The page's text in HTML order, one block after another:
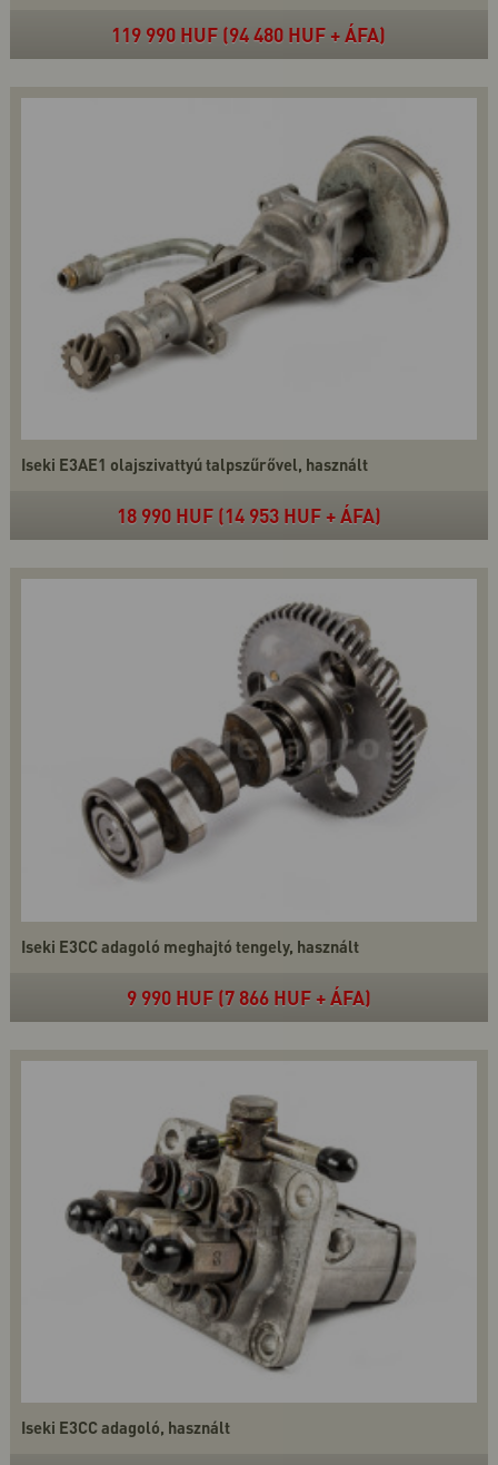
119 990 HUF (94 480 HUF + ÁFA)
Iseki E3AE1 olajszivattyú talpszűrővel, használt
18 990 HUF (14 953 HUF + ÁFA)
Iseki E3CC adagoló meghajtó tengely, használt
9 990 HUF (7 866 HUF + ÁFA)
Iseki E3CC adagoló, használt